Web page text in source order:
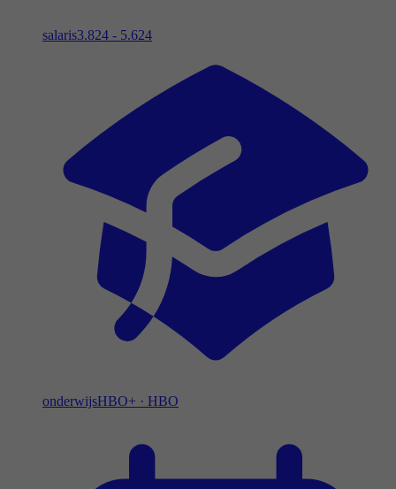
salaris3.824 - 5.624
onderwijsHBO+ · HBO